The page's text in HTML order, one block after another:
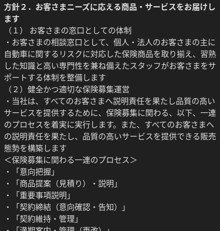
方針２．お客さまニーズに応える商品・サービスをお届けし
ます
（１） お客さまの窓口としての体制
・お客さまの相談窓口として、個人・法人のお客さまの主に
自動車に関するリスクに対応した保険商品を取り揃え、習熟
した知識と高い専門性を兼ね備えたスタッフがお客さまをサ
ポートする体制を整備します
（２）健全かつ適切な保険募集運営
・当社は、すべてのお客さまへ説明責任を果たし品質の高い
サービスを提供するために、保険募集に関わる、以下、一連
のプロセスを着実に実行します。また、すべてのお客さまへ
の説明責任を果たし、品質の高いサービスを提供できる販売
態勢を構築します
＜保険募集に関わる一連のプロセス＞
・「意向把握」
・「商品提案（見積り）・説明」
・「重要事項説明」
・「契約締結（意向確認・告知）」
・「契約維持・管理」